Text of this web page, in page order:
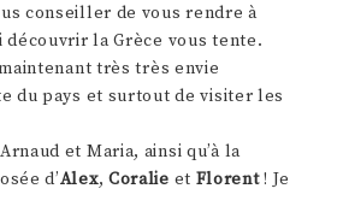
conseiller de vous rendre à
découvrir la Grèce vous tente.
très très envie
du pays et surtout de visiter les
et Maria, ainsi qu’à la
d’Alex, Coralie et Florent! Je